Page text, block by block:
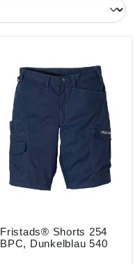
Fristads® Shorts 254
BPC, Dunkelblau 540